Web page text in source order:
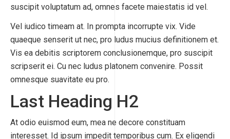
suscipit voluptatum ad, omnes facete maiestatis id vel.
Vel iudico timeam at. In prompta incorrupte vix. Vide
quaeque senserit ut nec, pro ludus mucius definitionem et.
Vis ea debitis scriptorem conclusionemque, pro suscipit
scripserit ei. Cu nec ludus platonem convenire. Possit
omnesque suavitate eu pro.
Last Heading H2
At odio euismod eum, mea ne decore constituam
interesset. Id ipsum impedit temporibus cum. Ex eligendi